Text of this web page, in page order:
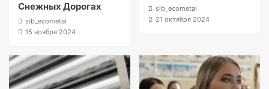
Снежных Дорогах
sib_ecometal
15 ноября 2024
sib_ecometal
21 октября 2024